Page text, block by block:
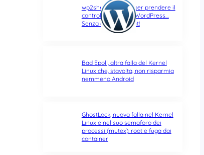
wp2shell: due CVE per prendere il
controllo di un sito WordPress…
Senza alcun account!
Bad Epoll, altra falla del Kernel
Linux che, stavolta, non risparmia
nemmeno Android
GhostLock, nuova falla nel Kernel
Linux e nel suo semaforo dei
processi (mutex): root e fuga dai
container